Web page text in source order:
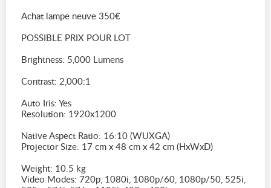
Achat lampe neuve 350€
POSSIBLE PRIX POUR LOT
Brightness: 5,000 Lumens
Contrast: 2,000:1
Auto Iris: Yes
Resolution: 1920x1200
Native Aspect Ratio: 16:10 (WUXGA)
Projector Size: 17 cm x 48 cm x 42 cm (HxWxD)
Weight: 10.5 kg
Video Modes: 720p, 1080i, 1080p/60, 1080p/50, 525i,